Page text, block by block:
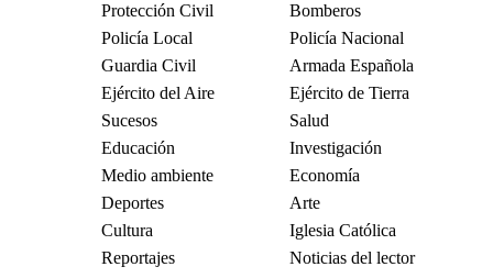
Protección Civil
Bomberos
Policía Local
Policía Nacional
Guardia Civil
Armada Española
Ejército del Aire
Ejército de Tierra
Sucesos
Salud
Educación
Investigación
Medio ambiente
Economía
Deportes
Arte
Cultura
Iglesia Católica
Reportajes
Noticias del lector